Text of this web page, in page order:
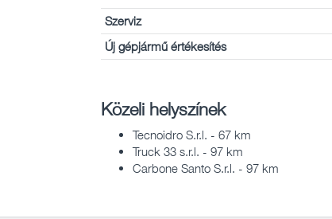
Szerviz
Új gépjármű értékesítés
Közeli helyszínek
Tecnoidro S.r.l. - 67 km
Truck 33 s.r.l. - 97 km
Carbone Santo S.r.l. - 97 km